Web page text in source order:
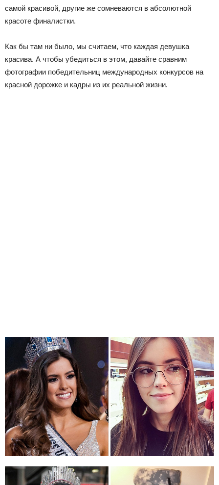
самой красивой, другие же сомневаются в абсолютной
красоте финалистки.
Как бы там ни было, мы считаем, что каждая девушка
красива. А чтобы убедиться в этом, давайте сравним
фотографии победительниц международных конкурсов на
красной дорожке и кадры из их реальной жизни.